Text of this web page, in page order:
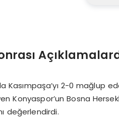
Kasımpaşa’yı 2-0 mağlup
Konyaspor’un Bosna
değerlendirdi.